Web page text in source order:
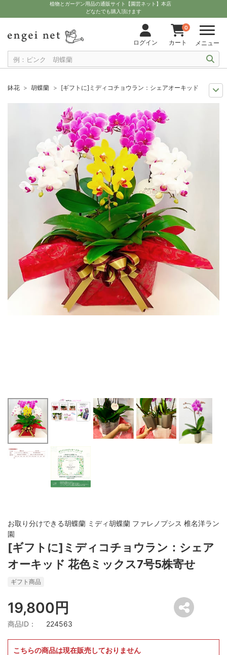
植物とガーデン用品の通販サイト【園芸ネット】本店
どなたでも購入頂けます
ログイン
0
カート メニュー
鉢花 胡蝶蘭
[ギフトに]ミディコチョウラン：シェアオーキッド 花色ミッ
ギフト
季節の鉢花
[ギフトに]ミディコチョウラン：シェアオーキッド 花
ラン科植物 [ギフトに]ミディコチョウラン：シェアオーキ
お取り分けできる胡蝶蘭 ミディ胡蝶蘭 ファレノプシス 椎名洋ラン
園
[ギフトに]ミディコチョウラン：シェア
オーキッド 花色ミックス7号5株寄せ
ギフト商品
19,800円
商品ID： 224563
こちらの商品は現在販売しておりません